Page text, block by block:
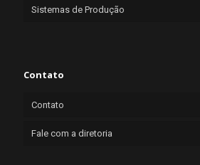
Sistemas de Produção
Contato
Contato
Fale com a diretoria